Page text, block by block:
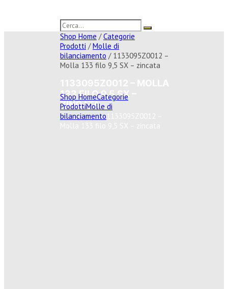
Shop Home /Categorie
Prodotti /Molle di
bilanciamento / 1133095Z0012 –
Molla 133 filo 9,5 SX – zincata
133 FILO 9,5 SX –
ZINCATA
Shop HomeCategorie
ProdottiMolle di
bilanciamento